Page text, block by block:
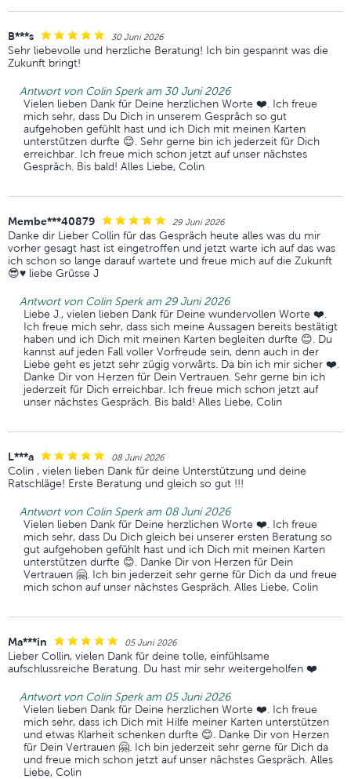
B***s 30 Juni 2026
Sehr liebevolle und herzliche Beratung! Ich bin gespannt was die
Zukunft bringt!
Antwort von Colin Sperk am 30 Juni 2026
Vielen lieben Dank für Deine herzlichen Worte ❤️. Ich freue
mich sehr, dass Du Dich in unserem Gespräch so gut
aufgehoben gefühlt hast und ich Dich mit meinen Karten
unterstützen durfte 😊. Sehr gerne bin ich jederzeit für Dich
erreichbar. Ich freue mich schon jetzt auf unser nächstes
Gespräch. Bis bald! Alles Liebe, Colin
Membe***40879 29 Juni 2026
Danke dir Lieber Collin für das Gespräch heute alles was du mir
vorher gesagt hast ist eingetroffen und jetzt warte ich auf das was
ich schon so lange darauf wartete und freue mich auf die Zukunft
😎♥️ liebe Grüsse J
Antwort von Colin Sperk am 29 Juni 2026
Liebe J., vielen lieben Dank für Deine wundervollen Worte ❤️.
Ich freue mich sehr, dass sich meine Aussagen bereits bestätigt
haben und ich Dich mit meinen Karten begleiten durfte 😊. Du
kannst auf jeden Fall voller Vorfreude sein, denn auch in der
Liebe geht es jetzt sehr zügig vorwärts. Da bin ich mir sicher ❤️.
Danke Dir von Herzen für Dein Vertrauen. Sehr gerne bin ich
jederzeit für Dich erreichbar. Ich freue mich schon jetzt auf
unser nächstes Gespräch. Bis bald! Alles Liebe, Colin
L***a 08 Juni 2026
Colin , vielen lieben Dank für deine Unterstützung und deine
Ratschläge! Erste Beratung und gleich so gut !!!
Antwort von Colin Sperk am 08 Juni 2026
Vielen lieben Dank für Deine herzlichen Worte ❤️. Ich freue
mich sehr, dass Du Dich gleich bei unserer ersten Beratung so
gut aufgehoben gefühlt hast und ich Dich mit meinen Karten
unterstützen durfte 😊. Danke Dir von Herzen für Dein
Vertrauen 🤗. Ich bin jederzeit sehr gerne für Dich da und freue
mich schon auf unser nächstes Gespräch. Alles Liebe, Colin
Ma***in 05 Juni 2026
Lieber Collin, vielen Dank für deine tolle, einfühlsame
aufschlussreiche Beratung. Du hast mir sehr weitergeholfen ❤️
Antwort von Colin Sperk am 05 Juni 2026
Vielen lieben Dank für Deine herzlichen Worte ❤️. Ich freue
mich sehr, dass ich Dich mit Hilfe meiner Karten unterstützen
und etwas Klarheit schenken durfte 😊. Danke Dir von Herzen
für Dein Vertrauen 🤗. Ich bin jederzeit sehr gerne für Dich da
und freue mich schon jetzt auf unser nächstes Gespräch. Alles
Liebe, Colin